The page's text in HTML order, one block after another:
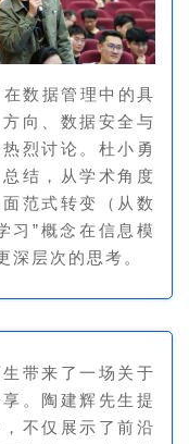
数据管理中的具
向、数据安全与
烈讨论。杜小勇
结，从学术角度
范式转变（从数
习”概念在信息模
深层次的思考。
带来了一场关于
。陶建辉先生提
不仅展示了前沿